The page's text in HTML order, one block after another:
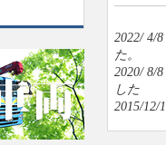
2022/ 4/8
た。
2020/ 8/8
した
2015/12/1